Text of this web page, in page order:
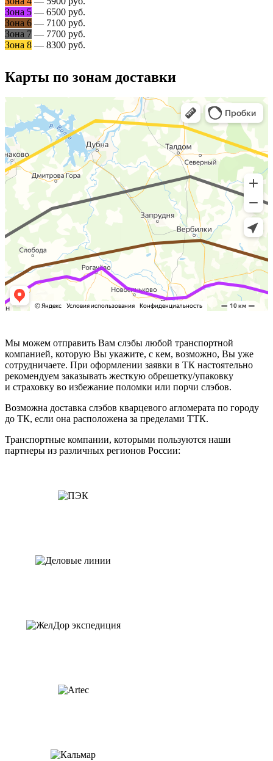
Зона 5 — 6500 руб.
Зона 6 — 7100 руб.
Зона 7 — 7700 руб.
Зона 8 — 8300 руб.
Карты по зонам доставки
Мы можем отправить Вам слэбы любой транспортной
компанией, которую Вы укажите, с кем, возможно, Вы уже
сотрудничаете. При оформлении заявки в ТК настоятельно
рекомендуем заказывать жесткую обрешетку/упаковку
и страховку во избежание поломки или порчи слэбов.
Возможна доставка слэбов кварцевого агломерата по городу
до ТК, если она расположена за пределами ТТК.
Транспортные компании, которыми пользуются наши
партнеры из различных регионов России: